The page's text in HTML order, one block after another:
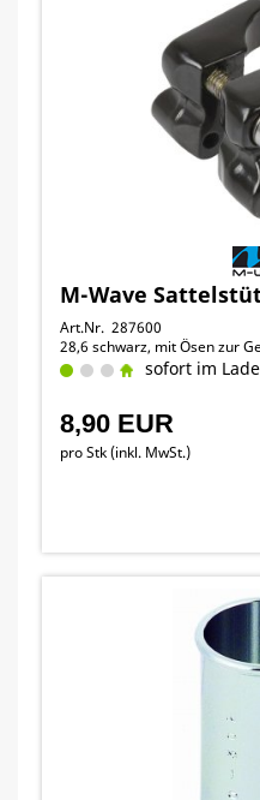
M-Wave
Art.Nr. 287600
28,6 schwarz, mit Ösen zur
sofort im
8,90 EUR
pro Stk (inkl. MwSt.)